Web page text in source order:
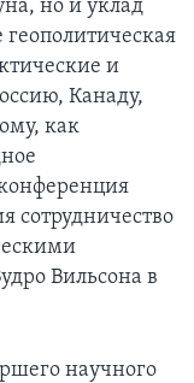
но и уклад
и
Канаду,
как
сотрудничество
Вильсона в
научного